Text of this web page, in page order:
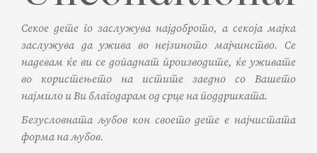
Секое дете го заслужува најдоброто, а секоја мајка
заслужува да ужива во нејзиното мајчинство. Се
надевам ќе ви се допаднат производите, ќе уживате
во користењето на истите заедно со Вашето
најмило и Ви благодарам од срце на поддршката.
Безусловната љубов кон своето дете е најчистата
форма на љубов.